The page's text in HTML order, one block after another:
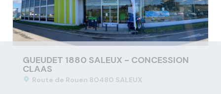
GUEUDET 1880 SALEUX - CONCESSION
CLAAS
Route de Rouen 80480 SALEUX